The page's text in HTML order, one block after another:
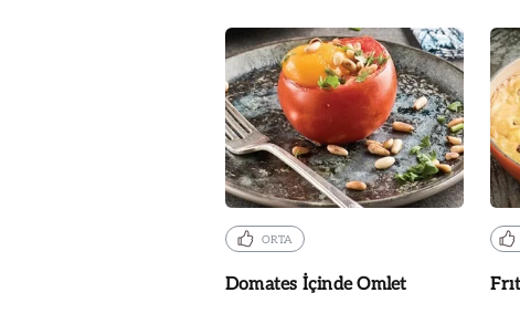
ORTA
Domates İçinde Omlet